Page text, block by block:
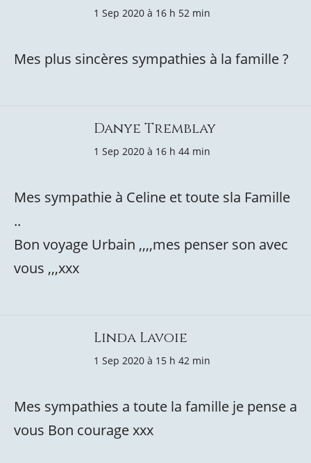
1 Sep 2020 à 16 h 52 min
Mes plus sincères sympathies à la famille ?
Danye Tremblay
1 Sep 2020 à 16 h 44 min
Mes sympathie à Celine et toute sla Famille
..
Bon voyage Urbain ,,,,mes penser son avec
vous ,,,xxx
Linda Lavoie
1 Sep 2020 à 15 h 42 min
Mes sympathies a toute la famille je pense a
vous Bon courage xxx